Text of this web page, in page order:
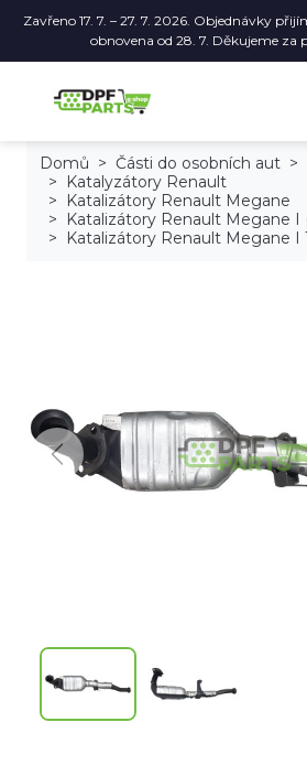
Zavřeno 17. 7. – 27. 7. 2026. Objednávky
obnovena od 28. 7. Děkujeme za
Domů Části do osobních aut
Katalyzátory Renault
Katalizátory Renault Megane
Katalizátory Renault Megane I
Katalizátory Renault Megane I
Previous